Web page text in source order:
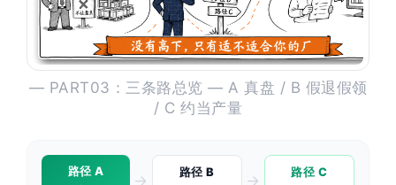
— PART03：三条路总览 — A 真盘 / B 假退假领
/ C 约当产量
路径 A
→ 路径 B → 路径 C